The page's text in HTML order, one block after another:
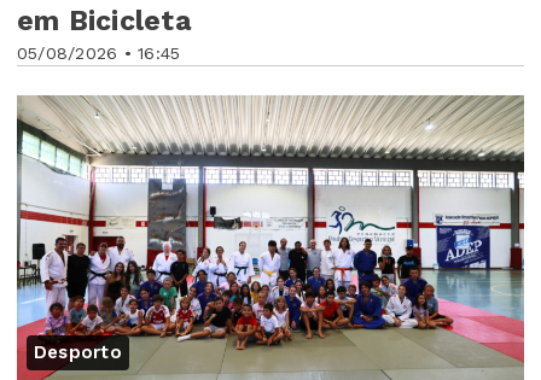
05/08/2026 • 16:45
em Bicicleta
Desporto